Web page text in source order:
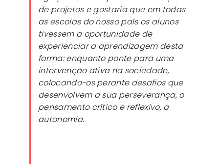
de projetos e gostaria que em todas
as escolas do nosso país os alunos
tivessem a oportunidade de
experienciar a aprendizagem desta
forma: enquanto ponte para uma
intervenção ativa na sociedade,
colocando-os perante desafios que
desenvolvem a sua perseverança, o
pensamento crítico e reflexivo, a
autonomia.